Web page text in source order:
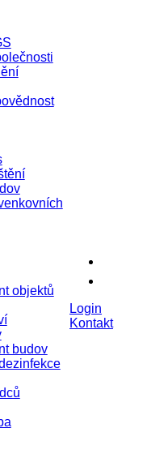
objektů
budov
Login
Kontakt